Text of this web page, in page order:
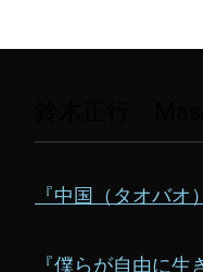
『中国（タオバオ
『僕らが自由に